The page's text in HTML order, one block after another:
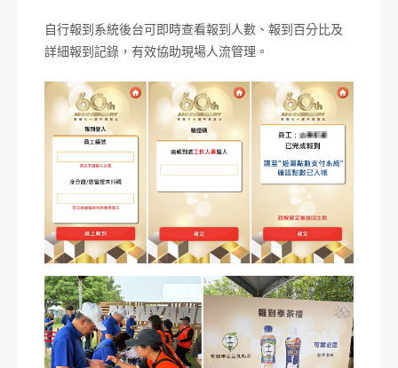
自行報到系統後台可即時查看報到人數、報到百分比及
詳細報到記錄，有效協助現場人流管理。